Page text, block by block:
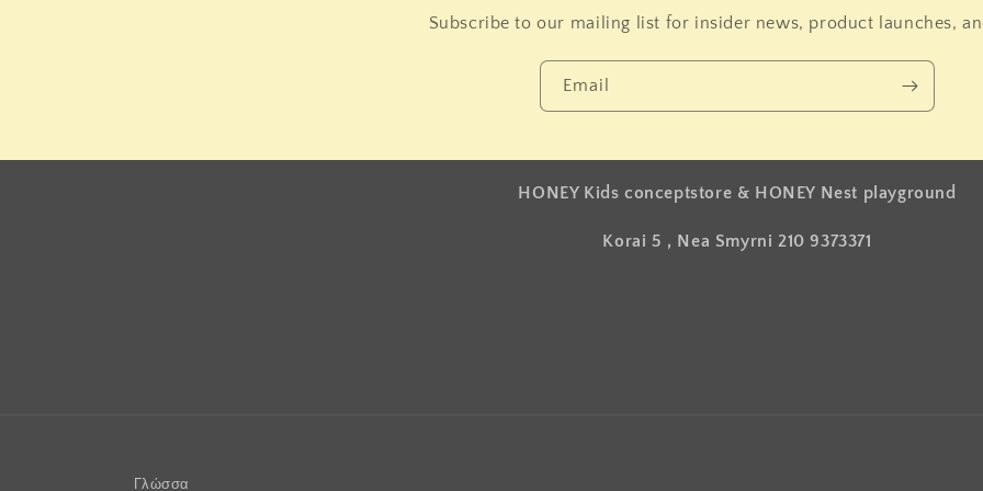
Subscribe to our mailing list for insider news, product launches,
Email
HONEY Kids conceptstore & HONEY Nest playground
Korai 5 , Nea Smyrni 210 9373371
Γλώσσα